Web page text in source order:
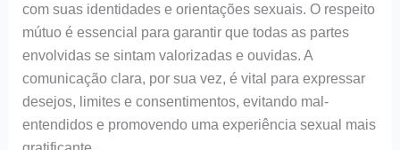
com suas identidades e orientações sexuais. O respeito
mútuo é essencial para garantir que todas as partes
envolvidas se sintam valorizadas e ouvidas. A
comunicação clara, por sua vez, é vital para expressar
desejos, limites e consentimentos, evitando mal-
entendidos e promovendo uma experiência sexual mais